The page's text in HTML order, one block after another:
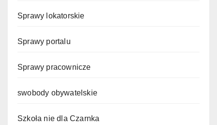
Sprawy lokatorskie
Sprawy portalu
Sprawy pracownicze
swobody obywatelskie
Szkoła nie dla Czarnka